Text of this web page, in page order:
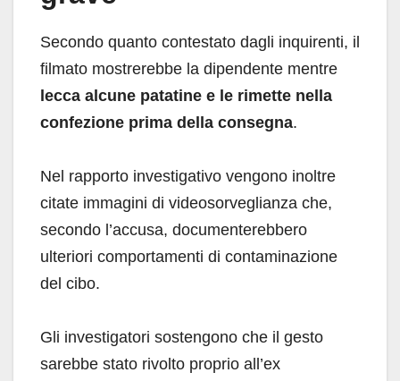
Secondo quanto contestato dagli inquirenti, il
filmato mostrerebbe la dipendente mentre
lecca alcune patatine e le rimette nella
confezione prima della consegna.
Nel rapporto investigativo vengono inoltre
citate immagini di videosorveglianza che,
secondo l’accusa, documenterebbero
ulteriori comportamenti di contaminazione
del cibo.
Gli investigatori sostengono che il gesto
sarebbe stato rivolto proprio all’ex